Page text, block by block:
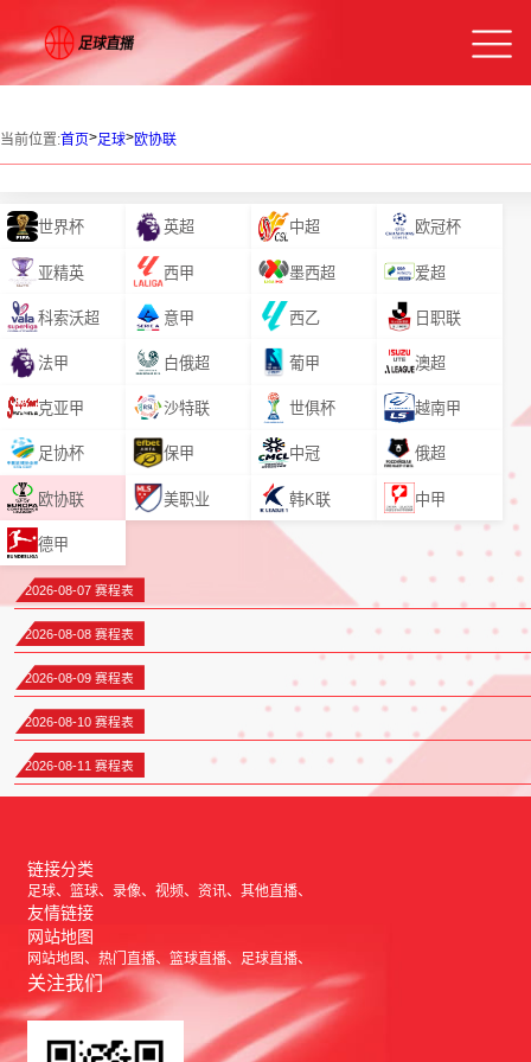
当前位置:首页>足球>欧协联
世界杯 英超 中超 欧冠杯
亚精英 西甲 墨西超 爱超
科索沃超 意甲 西乙 日职联
法甲 白俄超 葡甲 澳超
克亚甲 沙特联 世俱杯 越南甲
足协杯 保甲 中冠 俄超
欧协联 美职业 韩K联 中甲
德甲
2026-08-07 赛程表
2026-08-08 赛程表
2026-08-09 赛程表
2026-08-10 赛程表
2026-08-11 赛程表
链接分类
足球 篮球 录像 视频 资讯 其他直播
友情链接
网站地图
网站地图 热门直播 篮球直播 足球直播
关注我们